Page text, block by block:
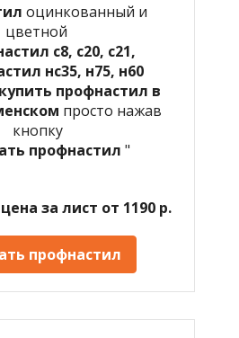
оцинкованный и
цветной
с8, с20, с21,
нс35, н75, н60
купить профнастил в
просто нажав
кнопку
профнастил "
за лист от 1190 р.
профнастил